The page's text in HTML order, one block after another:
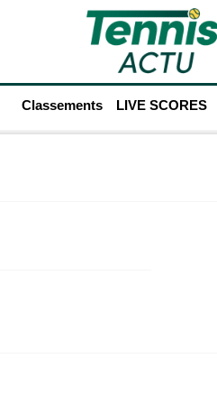
Classements LIVE SCORES